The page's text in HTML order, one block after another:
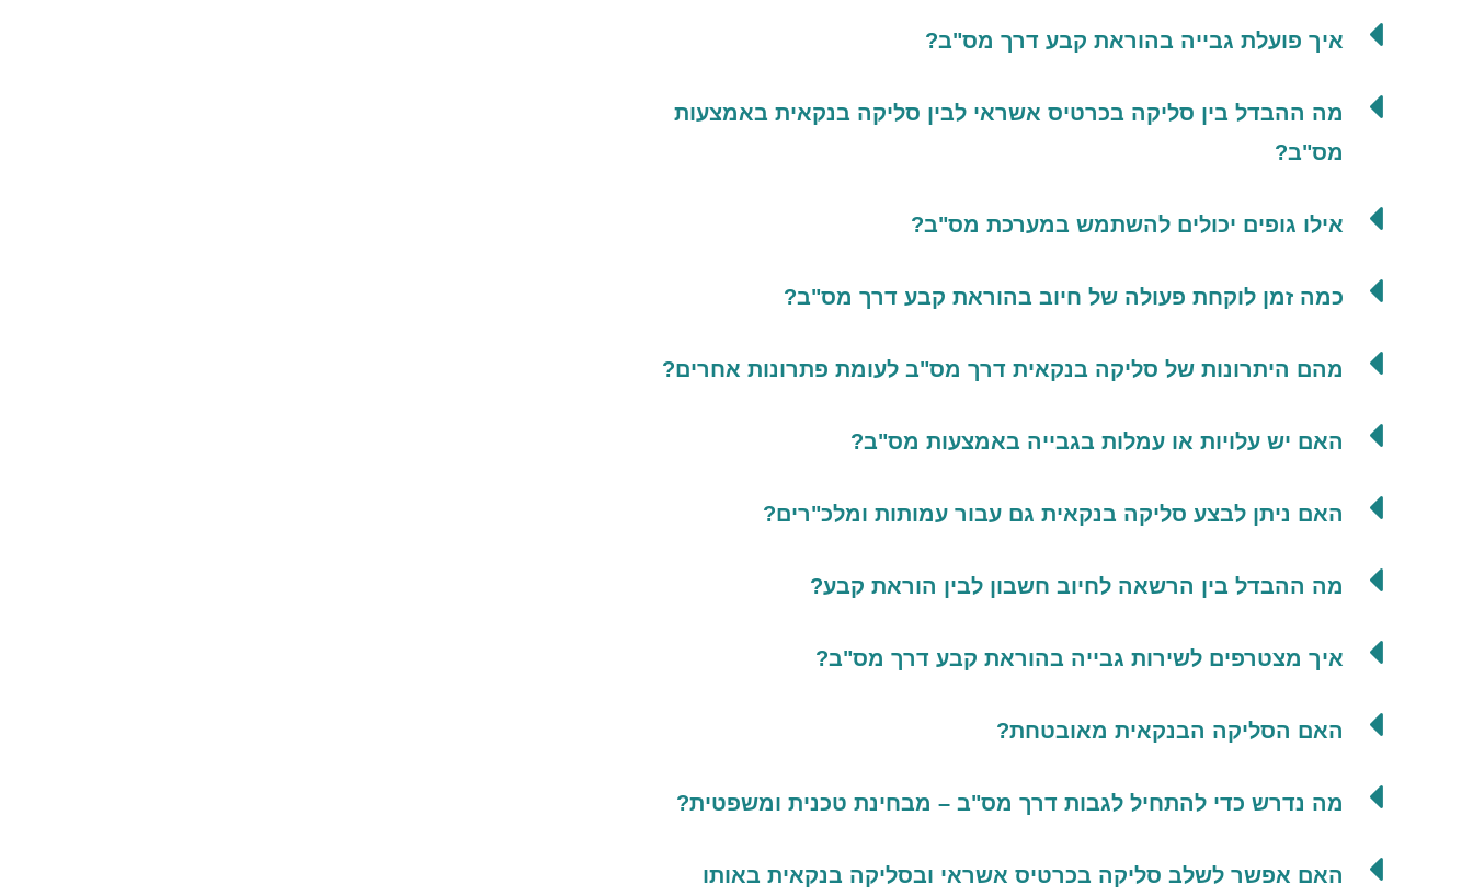
איך פועלת גבייה בהוראת קבע דרך מס"ב?
מה ההבדל בין סליקה בכרטיס אשראי לבין סליקה בנקאית באמצעות
מס"ב?
אילו גופים יכולים להשתמש במערכת מס"ב?
כמה זמן לוקחת פעולה של חיוב בהוראת קבע דרך מס"ב?
מהם היתרונות של סליקה בנקאית דרך מס"ב לעומת פתרונות אחרים?
האם יש עלויות או עמלות בגבייה באמצעות מס"ב?
האם ניתן לבצע סליקה בנקאית גם עבור עמותות ומלכ"רים?
מה ההבדל בין הרשאה לחיוב חשבון לבין הוראת קבע?
איך מצטרפים לשירות גבייה בהוראת קבע דרך מס"ב?
האם הסליקה הבנקאית מאובטחת?
מה נדרש כדי להתחיל לגבות דרך מס"ב – מבחינת טכנית ומשפטית?
האם אפשר לשלב סליקה בכרטיס אשראי ובסליקה בנקאית באותו